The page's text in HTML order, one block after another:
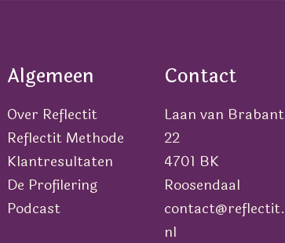
Algemeen
Over Reflectit
Reflectit Methode
Klantresultaten
De Profilering
Podcast
Contact
Laan van Brabant
22
4701 BK
Roosendaal
contact@reflectit.
nl